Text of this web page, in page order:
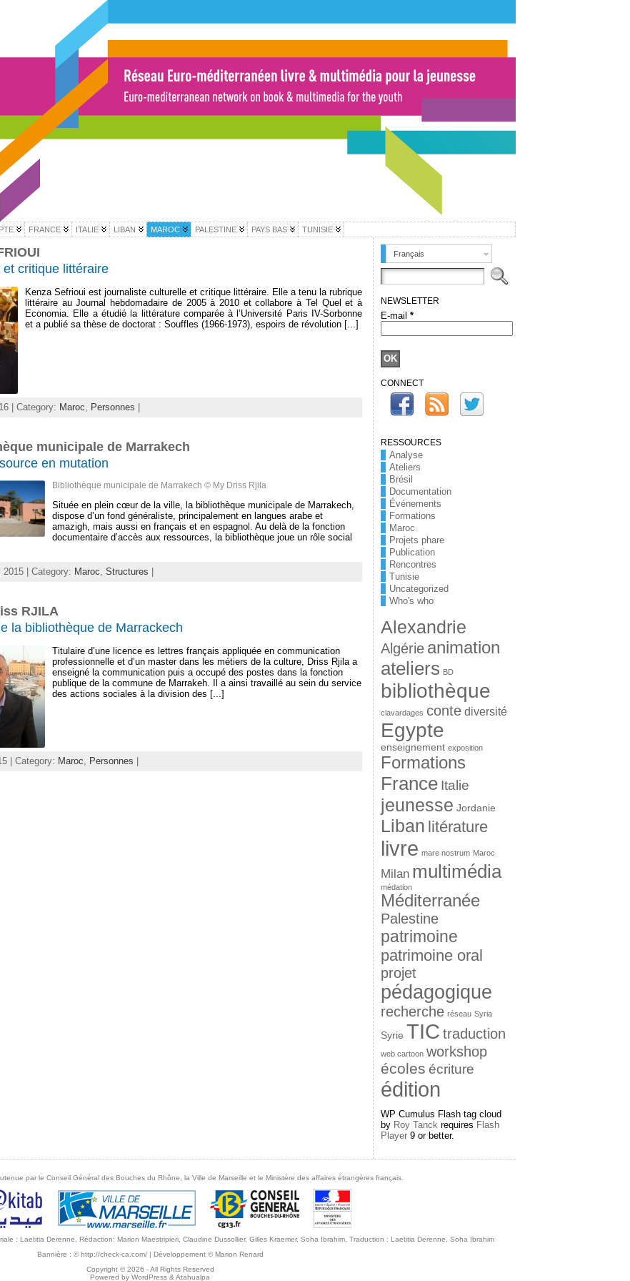
FRANCE ITALIE LIBAN MAROC PALESTINE PAYS BAS TUNISIE
critique littéraire
Kenza Sefrioui est journaliste culturelle et critique littéraire. Elle a tenu la rubrique
littéraire au Journal hebdomadaire de 2005 à 2010 et collabore à Tel Quel et à
Economia. Elle a étudié la littérature comparée à l’Université Paris IV-Sorbonne
et a publié sa thèse de doctorat : Souffles (1966-1973), espoirs de révolution [...]
| Category: Maroc Personnes
municipale de Marrakech
en mutation
Bibliothèque municipale de Marrakech © My Driss Rjila
Située en plein cœur de la ville, la bibliothèque municipale de Marrakech,
dispose d’un fond généraliste, principalement en langues arabe et
amazigh, mais aussi en français et en espagnol. Au delà de la fonction
documentaire d’accès aux ressources, la bibliothèque joue un rôle social
2015 | Category: Maroc, Structures
RJILA
la bibliothèque de Marrackech
Titulaire d’une licence es lettres français appliquée en communication
professionnelle et d’un master dans les métiers de la culture, Driss Rjila a
enseigné la communication puis a occupé des postes dans la fonction
publique de la commune de Marrakeh. Il a ainsi travaillé au sein du service
des actions sociales à la division des [...]
| Category: Maroc, Personnes
Français
NEWSLETTER
E-mail *
CONNECT
RESSOURCES
Analyse
Ateliers
Brésil
Documentation
Événements
Formations
Maroc
Projets phare
Publication
Rencontres
Tunisie
Uncategorized
Who's who
Alexandrie
Algérie animation
ateliers BD
bibliothèque
clavardages conte diversité
Egypte
enseignement exposition
Formations
France Italie
jeunesse Jordanie
Liban litérature
livre mare nostrum Maroc
Milan multimédia
médation
Méditerranée
Palestine
patrimoine
patrimoine oral
projet
pédagogique
recherche réseau Syria
Syrie TIC traduction
web cartoon workshop
écoles écriture
édition
WP Cumulus Flash tag cloud
by Roy Tanck requires Flash
Player 9 or better.
par le Conseil Général des Bouches du Rhône, la Ville de Marseille et le Ministère des affaires étrangères français.
: Laetitia Derenne, Rédaction: Marion Maestripieri, Claudine Dussollier, Gilles Kraemer, Soha Ibrahim, Traduction : Laetitia Derenne, Soha Ibrahim
Bannière : © http://check-ca.com/| Développement © Marion Renard
Copyright © 2026 - All Rights Reserved
Powered by WordPress & Atahualpa